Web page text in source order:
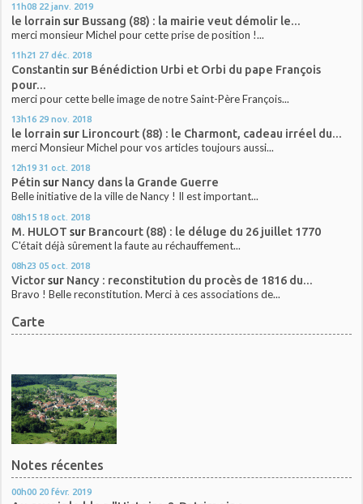
11h08 22 janv. 2019
le lorrain sur Bussang (88) : la mairie veut démolir le...
merci monsieur Michel pour cette prise de position !...
11h21 27 déc. 2018
Constantin sur Bénédiction Urbi et Orbi du pape François
pour...
merci pour cette belle image de notre Saint-Père François...
13h16 29 nov. 2018
le lorrain sur Lironcourt (88) : le Charmont, cadeau irréel du...
merci Monsieur Michel pour vos articles toujours aussi...
12h19 31 oct. 2018
Pétin sur Nancy dans la Grande Guerre
Belle initiative de la ville de Nancy ! Il est important...
08h15 18 oct. 2018
M. HULOT sur Brancourt (88) : le déluge du 26 juillet 1770
C'était déjà sûrement la faute au réchauffement...
08h23 05 oct. 2018
Victorsur Nancy : reconstitution du procès de 1816 du...
Bravo ! Belle reconstitution. Merci à ces associations de...
Carte
Notes récentes
00h00 20 févr. 2019